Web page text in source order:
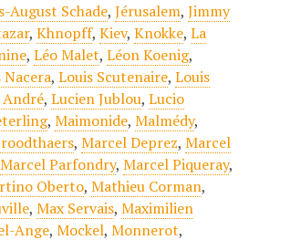
August Schade,Jérusalem,Jimmy
,Khnopff,Kiev,Knokke,La
,Léo Malet,Léon Koenig,
Nacera,Louis Scutenaire,Louis
,Lucien Jublou,Lucio
,Maimonide,Malmédy,
,Marcel Deprez,Marcel
Marcel Parfondry,Marcel Piqueray,
Oberto,Mathieu Corman,
,Max Servais,Maximilien
Ange,Mockel,Monnerot,